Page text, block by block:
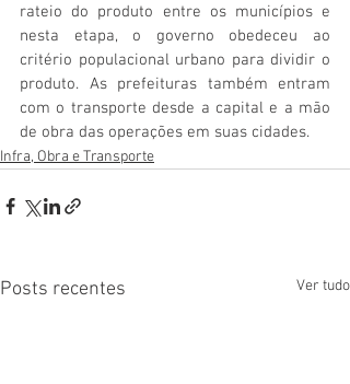
rateio do produto entre os municípios e
nesta etapa, o governo obedeceu ao
critério populacional urbano para dividir o
produto. As prefeituras também entram
com o transporte desde a capital e a mão
de obra das operações em suas cidades.
Infra, Obra e Transporte
Posts recentes Ver tudo